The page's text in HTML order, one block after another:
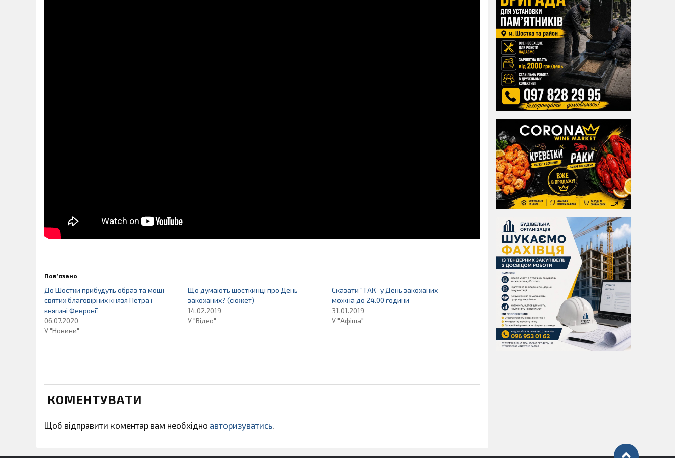
Пов’язано
До Шостки прибудуть образ та мощі
святих благовірних князя Петра і
княгині Февронії
06.07.2020
У "Новини"
Що думають шосткинці про День
закоханих? (сюжет)
14.02.2019
У "Відео"
Сказати “ТАК” у День закоханих
можна до 24.00 години
31.01.2019
У "Афіша"
КОМЕНТУВАТИ
Щоб відправити коментар вам необхідно авторизуватись